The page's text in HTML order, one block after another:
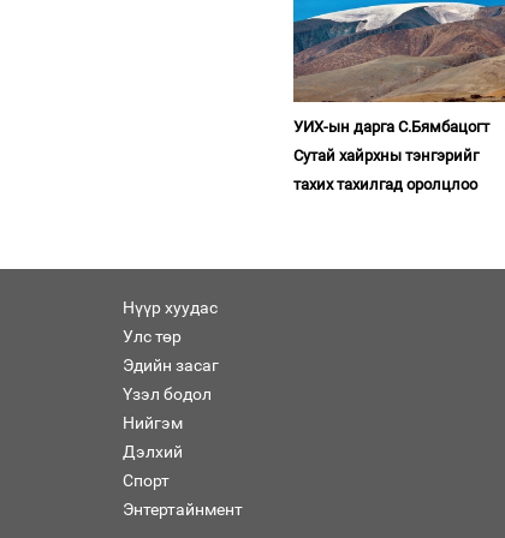
УИХ-ын дарга С.Бямбацогт
Сутай хайрхны тэнгэрийг
тахих тахилгад оролцлоо
Нүүр хуудас
Улс төр
Эдийн засаг
Үзэл бодол
Нийгэм
Дэлхий
Спорт
Энтертайнмент